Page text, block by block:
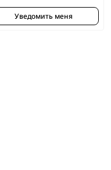
Уведомить меня